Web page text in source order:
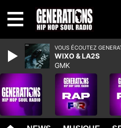
VOUS ÉCOUTEZ
WIXO & LA2S
GMK